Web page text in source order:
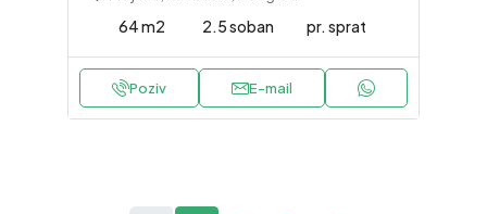
64 m2 2.5 soban pr. sprat
Poziv E-mail